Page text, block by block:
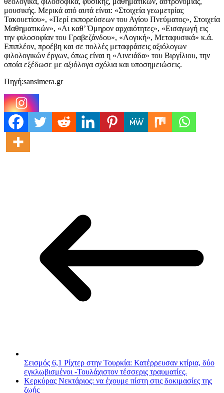
μουσικής. Μερικά από αυτά είναι: «Στοιχεία γεωμετρίας
Τακουετίου», «Περί εκπορεύσεων του Αγίου Πνεύματος», Στοιχεία
Μαθηματικών», «Αι καθ’ Όμηρον αρχαιότητες», «Εισαγωγή εις
την φιλοσοφίαν του Γραβεζάνδου», «Λογική», Μεταφυσικά» κ.ά.
Επιπλέον, προέβη και σε πολλές μεταφράσεις αξιόλογων
φιλολογικών έργων, όπως είναι η «Αινειάδα» του Βιργίλιου, την
οποία εξέδωσε με αξιόλογα σχόλια και υποσημειώσεις.
Πηγή:sansimera.gr
Σεισμός 6,1 Ρίχτερ στην Τουρκία: Κατέρρευσαν κτίρια, δύο
εγκλωβισμένοι -Τουλάχιστον τέσσερις τραυματίες.
Κερκύρας Νεκτάριος: να έχουμε πίστη στις δοκιμασίες της
ζωής